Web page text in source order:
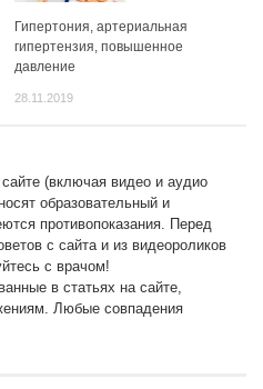
Гипертония, артериальная
гипертензия, повышенное
давление
28.11.2019
(включая видео и аудио
образовательный и
противопоказания. Перед
с сайта и из видеороликов
с врачом!
в статьях на сайте,
Любые совпадения